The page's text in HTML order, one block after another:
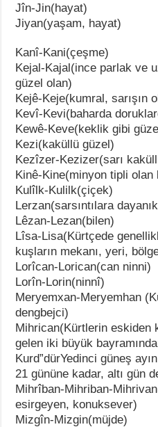
Jîn-Jin(hayat)
Jiyan(yaşam, hayat)
Kanî-Kani(çeşme)
Kejal-Kajal(ince parlak ve
güzel olan)
Kejê-Keje(kumral, sarışın
Kevî-Kevi(baharda
Kewê-Keve(keklik gibi
Kezi(kaküllü güzel)
Kezîzer-Kezizer(sarı
Kinê-Kine(minyon tipli olan
Kulîlk-Kulilk(çiçek)
Lerzan(sarsıntılara
Lêzan-Lezan(bilen)
Lîsa-Lisa(Kürtçede
kuşların mekanı, yeri,
Lorîcan-Lorican(can ninni)
Lorîn-Lorin(ninnî)
Meryemxan-Meryemhan
dengbejci)
Mihrican(Kürtlerin eskiden
gelen iki büyük
Kurd”dürYedinci güneş
21 gününe kadar, altı gün
Mihrîban-Mihriban-
esirgeyen, konuksever)
Mizgîn-Mizgin(müjde)